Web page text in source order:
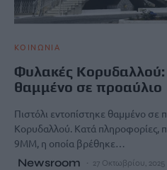
ΚΟΙΝΩΝΙΑ
Φυλακές Κορυδαλλού:
θαμμένο σε προαύλιο
Πιστόλι εντοπίστηκε θαμμένο
Κορυδαλλού. Κατά πληροφορίες,
9MM, η οποία βρέθηκε…
Newsroom 27 Οκτωβρίου, 2025